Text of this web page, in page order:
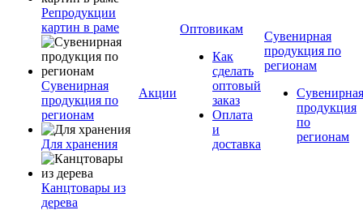
Репродукции
картин в раме
Сувенирная
продукция по
регионам
Для хранения
Канцтовары из
дерева
Акции
Оптовикам
Как
сделать
оптовый
заказ
Оплата
и
доставка
Сувенирная
продукция по
регионам
Сувенирная
продукция
по
регионам